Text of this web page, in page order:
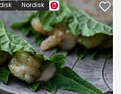
Nordisk